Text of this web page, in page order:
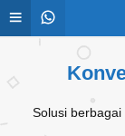
Solusi